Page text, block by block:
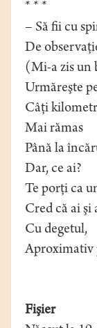
* * *
– Să fii cu
De
(Mi-a zis un
Urmăreşte
Câţi
Mai rămas
Până la
Dar, ce ai?
Te porţi ca
Cred că ai şi
Cu degetul,
Aproximativ
Fişier